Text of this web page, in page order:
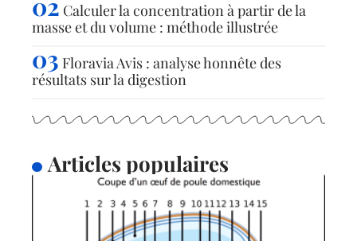
Calculer la concentration à partir de la
masse et du volume : méthode illustrée
Floravia Avis : analyse honnête des
résultats sur la digestion
Articles populaires